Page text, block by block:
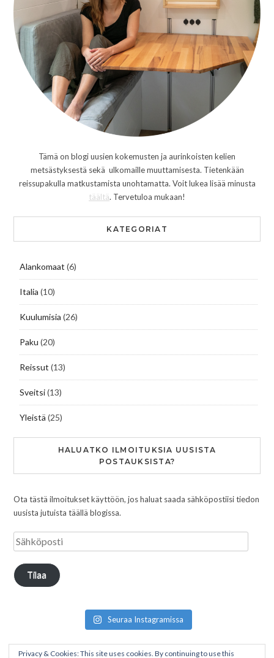
Tämä on blogi uusien kokemusten ja aurinkoisten kelien
metsästyksestä sekä ulkomaille muuttamisesta. Tietenkään
reissupakulla matkustamista unohtamatta. Voit lukea lisää minusta
täältä. Tervetuloa mukaan!
KATEGORIAT
Alankomaat (6)
Italia (10)
Kuulumisia (26)
Paku (20)
Reissut (13)
Sveitsi(13)
Yleistä (25)
HALUATKO ILMOITUKSIA UUSISTA
POSTAUKSISTA?
Ota tästä ilmoitukset käyttöön, jos haluat saada sähköpostiisi tiedon
uusista jutuista täällä blogissa.
Tilaa
Seuraa Instagramissa
Privacy & Cookies: This site uses cookies. By continuing to use this